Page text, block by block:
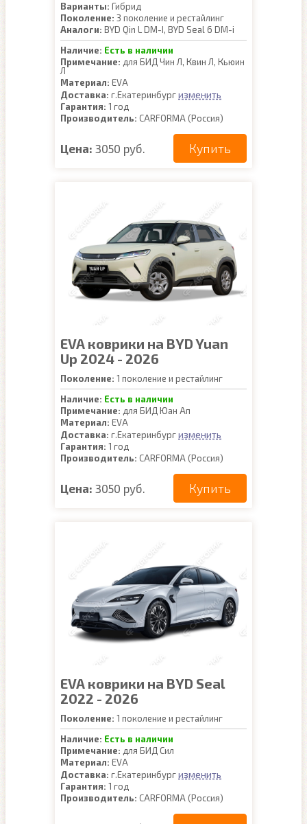
Варианты: Гибрид
Поколение: 3 поколение и рестайлинг
Аналоги: BYD Qin L DM-I, BYD Seal 6 DM-i
Наличие: Есть в наличии
Примечание: для БИД Чин Л, Квин Л, Кьюин
Л
Материал: EVA
Доставка: г.Екатеринбургизменить
Гарантия: 1 год
Производитель: CARFORMA (Россия)
Цена: 3050 руб. Купить
EVA коврики на BYD Yuan
Up 2024 - 2026
Поколение: 1 поколение и рестайлинг
Наличие: Есть в наличии
Примечание: для БИД Юан Ап
Материал: EVA
Доставка: г.Екатеринбургизменить
Гарантия: 1 год
Производитель: CARFORMA (Россия)
Цена: 3050 руб. Купить
EVA коврики на BYD Seal
2022 - 2026
Поколение: 1 поколение и рестайлинг
Наличие: Есть в наличии
Примечание: для БИД Сил
Материал: EVA
Доставка: г.Екатеринбургизменить
Гарантия: 1 год
Производитель: CARFORMA (Россия)